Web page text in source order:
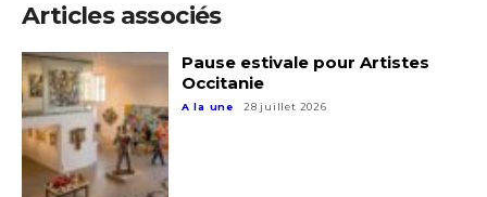
Adresse email*
Articles associés
Pause estivale pour Artistes
Occitanie
A la une 28 juillet 2026